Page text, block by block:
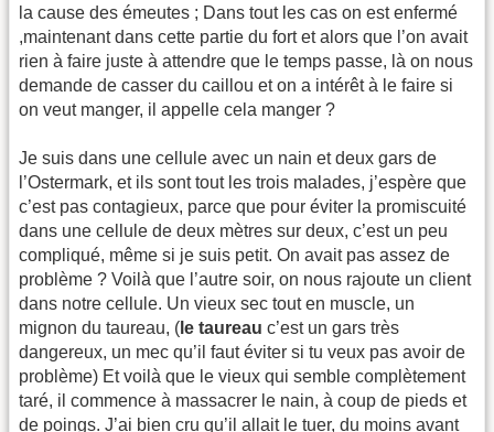
la cause des émeutes ; Dans tout les cas on est enfermé
,maintenant dans cette partie du fort et alors que l’on avait
rien à faire juste à attendre que le temps passe, là on nous
demande de casser du caillou et on a intérêt à le faire si
on veut manger, il appelle cela manger ?
Je suis dans une cellule avec un nain et deux gars de
l’Ostermark, et ils sont tout les trois malades, j’espère que
c’est pas contagieux, parce que pour éviter la promiscuité
dans une cellule de deux mètres sur deux, c’est un peu
compliqué, même si je suis petit. On avait pas assez de
problème ? Voilà que l’autre soir, on nous rajoute un client
dans notre cellule. Un vieux sec tout en muscle, un
mignon du taureau, ( le taureau c’est un gars très
dangereux, un mec qu’il faut éviter si tu veux pas avoir de
problème) Et voilà que le vieux qui semble complètement
taré, il commence à massacrer le nain, à coup de pieds et
de poings. J’ai bien cru qu’il allait le tuer, du moins avant